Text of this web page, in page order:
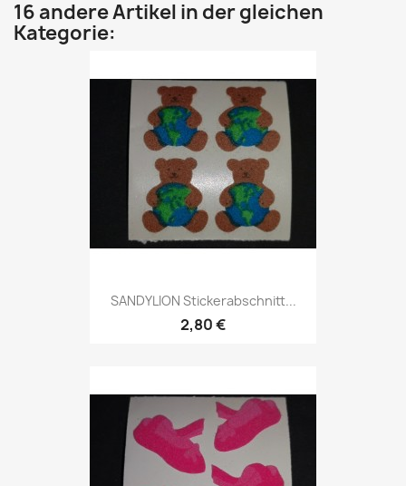
16 andere Artikel in der gleichen
Kategorie:
SANDYLION Stickerabschnitt...
2,80 €